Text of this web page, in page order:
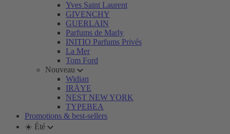
Yves Saint Laurent
GIVENCHY
GUERLAIN
Parfums de Marly
INITIO Parfums Privés
La Mer
Tom Ford
Nouveau
Widian
IRÄYE
NEST NEW YORK
TYPEBEA
Promotions & best-sellers
☀️ Été